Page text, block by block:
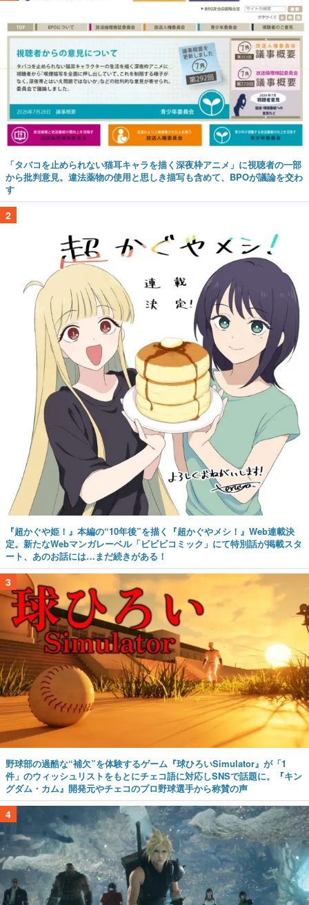
「タバコを止められない猫耳キャラを描く深夜枠アニメ」に視聴者の一部
から批判意見。違法薬物の使用と思しき描写も含めて、BPOが議論を交わ
す
2
『超かぐや姫！』本編の“10年後”を描く『超かぐやメシ！』Web連載決
定。新たなWebマンガレーベル「ビビビコミック」にて特別話が掲載スタ
ート、あのお話には…まだ続きがある！
3
野球部の過酷な“補欠”を体験するゲーム『球ひろいSimulator』が「1
件」のウィッシュリストをもとにチェコ語に対応しSNSで話題に。『キン
グダム・カム』開発元やチェコのプロ野球選手から称賛の声
4